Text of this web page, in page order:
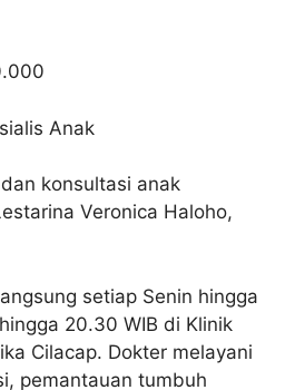
Anak
konsultasi anak
Veronica Haloho,
setiap Senin hingga
20.30 WIB di Klinik
Cilacap. Dokter melayani
pemantauan tumbuh